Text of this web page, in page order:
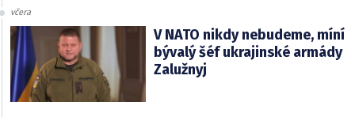
včera
V NATO nikdy nebudeme, míní
bývalý šéf ukrajinské armády
Zalužnyj